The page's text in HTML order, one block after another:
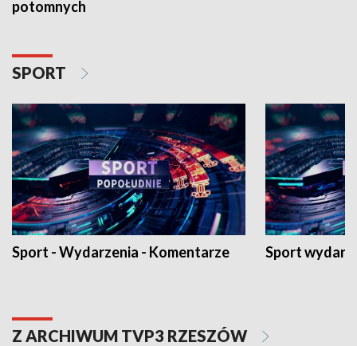
potomnych
SPORT
Sport - Wydarzenia - Komentarze Sport
Z ARCHIWUM TVP3 RZESZÓW